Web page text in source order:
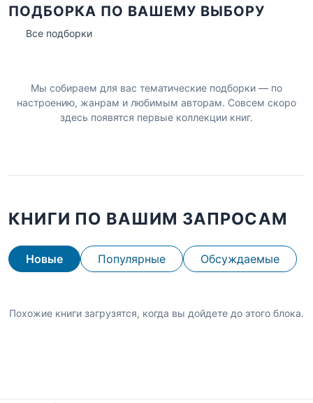
ПОДБОРКА ПО ВАШЕМУ ВЫБОРУ
Все подборки
Мы собираем для вас тематические подборки — по
настроению, жанрам и любимым авторам. Совсем скоро
здесь появятся первые коллекции книг.
КНИГИ ПО ВАШИМ ЗАПРОСАМ
Новые Популярные Обсуждаемые
Похожие книги загрузятся, когда вы дойдете до этого блока.